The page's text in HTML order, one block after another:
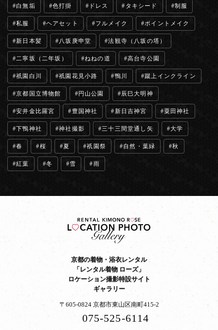
白無垢 色打掛 ドレス タキシード 制服
私服 ヘアセット フルメイク ポイントメイク
新日本髪 八坂庚申堂 法観寺（八坂の塔）
二寧坂（二年坂） ねねの道 高台寺公園
祇園白川 祇園花見小路 鴨川 蹴上インクライン
京都国立博物館 円山公園 辰巳大明神
安井金比羅宮 豊国神社 新日吉神宮 粟田神社
下鴨神社 神社撮影 三十三間堂通し矢 大学
春 桜 夏 祇園祭 自然・葉緑 秋
紅葉 冬 雪 雨
京都の着物・浴衣レンタル
「レンタル着物 ローズ」
ロケーション撮影特設サイト
ギャラリー
〒605-0824 京都市東山区南町415-2
075-525-6114